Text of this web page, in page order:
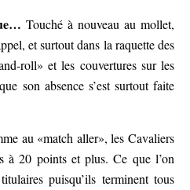
Touché à nouveau au mollet,
et surtout dans la raquette des
roll» et les couvertures sur les
son absence s’est surtout faite
au «match aller», les Cavaliers
à 20 points et plus. Ce que l’on
puisqu’ils terminent tous